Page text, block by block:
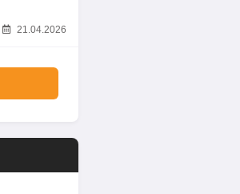
21.04.2026